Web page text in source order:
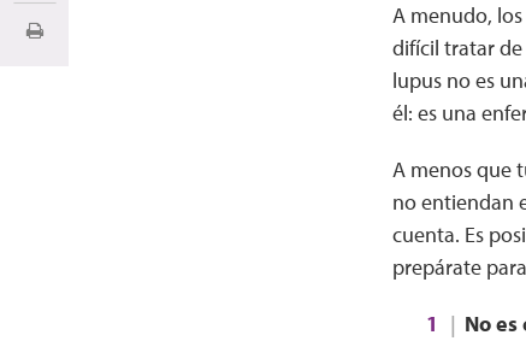
A menudo,
difícil tratar de
lupus no es
él: es una
A menos que
no entiendan
cuenta. Es
prepárate
No
Imprimir